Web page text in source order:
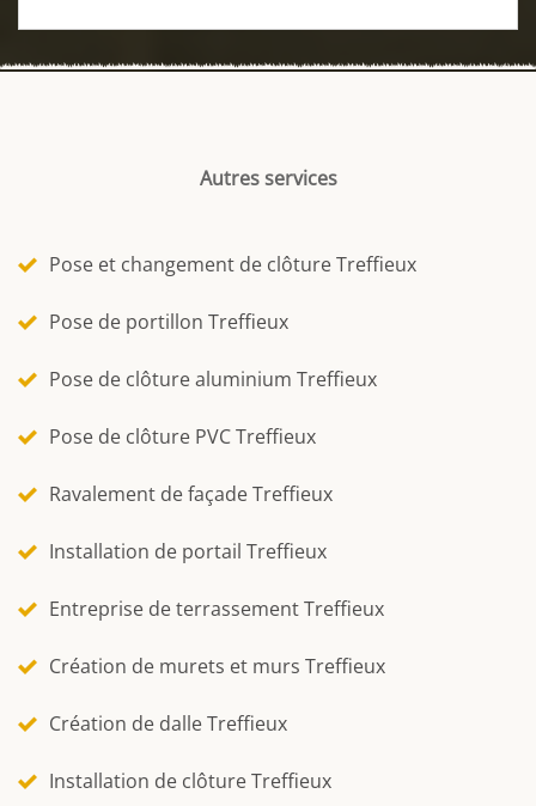
Autres services
Pose et changement de clôture Treffieux
Pose de portillon Treffieux
Pose de clôture aluminium Treffieux
Pose de clôture PVC Treffieux
Ravalement de façade Treffieux
Installation de portail Treffieux
Entreprise de terrassement Treffieux
Création de murets et murs Treffieux
Création de dalle Treffieux
Installation de clôture Treffieux